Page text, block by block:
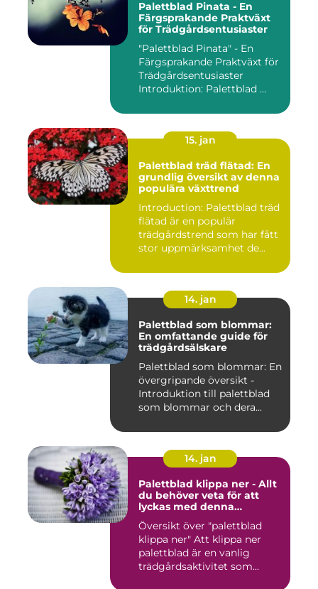
Palettblad Pinata - En
Färgsprakande Praktväxt
för Trädgårdsentusiaster
"Palettblad Pinata" - En
Färgsprakande Praktväxt för
Trädgårdsentusiaster
Introduktion: Palettblad ...
15. jan
Palettblad träd flätad: En
grundlig översikt av denna
populära växttrend
Introduction: Palettblad träd
flätad är en populär
trädgårdstrend som har fått
stor uppmärksamhet de...
14. jan
Palettblad som blommar:
En omfattande guide för
trädgårdsälskare
Palettblad som blommar: En
övergripande översikt -
Introduktion till palettblad
som blommar och dera...
14. jan
Palettblad klippa ner - Allt
du behöver veta för att
lyckas med denna
populära trädgårdsaktivitet
Översikt över "palettblad
klippa ner" Att klippa ner
palettblad är en vanlig
trädgårdsaktivitet som...